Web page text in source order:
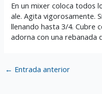
En un mixer coloca todos
ale. Agita vigorosamente.
llenando hasta 3/4. Cubre
adorna con una rebanada
← Entrada anterior